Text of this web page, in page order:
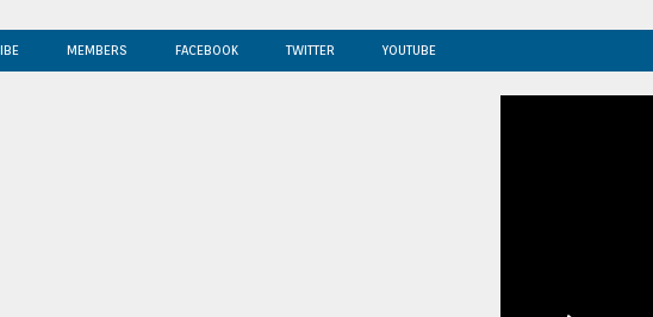
MEMBERS FACEBOOK TWITTER YOUTUBE